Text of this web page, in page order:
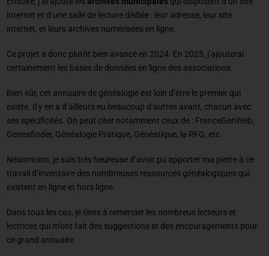
internet et d’une salle de lecture dédiée : leur adresse, leur site
internet, et leurs archives numérisées en ligne.
Ce projet a donc plutôt bien avancé en 2024. En 2025, j’ajouterai
certainement les bases de données en ligne des associations.
Bien sûr, cet annuaire de généalogie est loin d’être le premier qui
existe. Il y en a d’ailleurs eu beaucoup d’autres avant, chacun avec
ses spécificités. On peut citer notamment ceux de : FranceGenWeb,
Geneafinder, Généalogie Pratique, Généatique, la RFG, etc.
Néanmoins, je suis très heureuse d’avoir pu apporter ma pierre à ce
travail d’inventaire des nombreuses ressources généalogiques qui
existent en ligne et hors ligne.
Dans tous les cas, je tiens à remercier les nombreux lecteurs et
lectrices qui m’ont fait des suggestions et des encouragements pour
ce grand annuaire.